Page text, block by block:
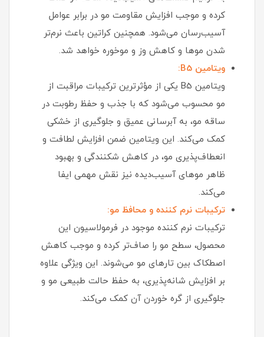
کرده و موجب افزایش مقاومت مو در برابر عوامل
آسیب‌رسان می‌شود. همچنین کراتین باعث نرم‌تر
شدن موها و کاهش وز و موخوره خواهد شد.
ویتامین B5:
ویتامین B5 یکی از مؤثرترین ترکیبات مراقبت از
مو محسوب می‌شود که با جذب و حفظ رطوبت در
ساقه مو، به آبرسانی عمیق و جلوگیری از خشکی
کمک می‌کند. این ویتامین ضمن افزایش لطافت و
انعطاف‌پذیری مو، در کاهش شکنندگی و بهبود
ظاهر موهای آسیب‌دیده نیز نقش مهمی ایفا
می‌کند.
ترکیبات نرم‌ کننده و محافظ مو:
ترکیبات نرم‌ کننده موجود در فرمولاسیون این
محصول، سطح مو را صاف‌تر کرده و موجب کاهش
اصطکاک بین تارهای مو می‌شوند. این ویژگی علاوه
بر افزایش شانه‌پذیری، به حفظ حالت طبیعی مو و
جلوگیری از گره خوردن آن کمک می‌کند.